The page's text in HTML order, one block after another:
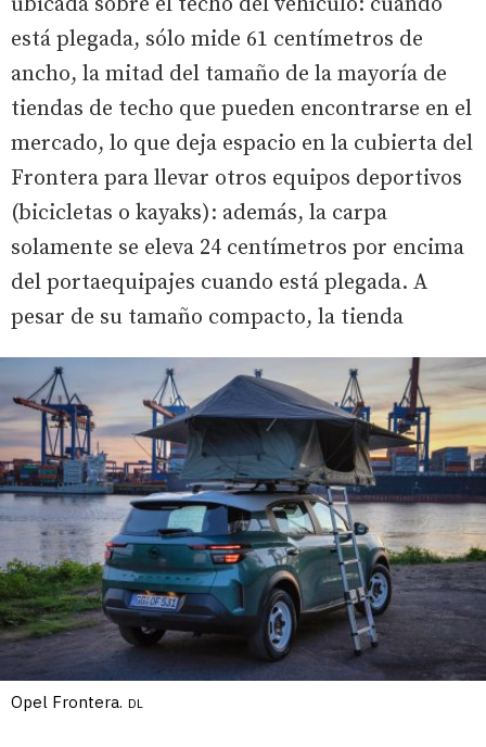
está plegada, sólo mide 61 centímetros de
ancho, la mitad del tamaño de la mayoría de
tiendas de techo que pueden encontrarse en el
mercado, lo que deja espacio en la cubierta del
Frontera para llevar otros equipos deportivos
(bicicletas o kayaks): además, la carpa
solamente se eleva 24 centímetros por encima
del portaequipajes cuando está plegada. A
pesar de su tamaño compacto, la tienda
Opel Frontera. DL